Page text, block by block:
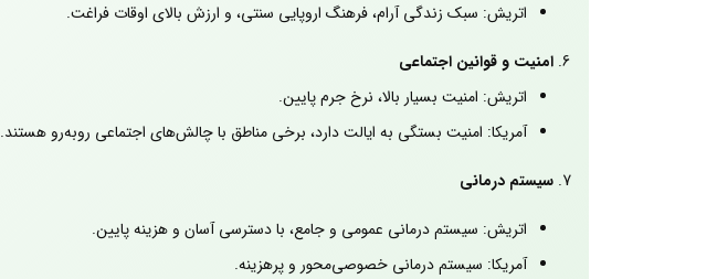
اتریش: سبک زندگی آرام، فرهنگ اروپایی سنتی، و ارزش بالای اوقات فراغت.
امنیت و قوانین اجتماعی
اتریش: امنیت بسیار بالا، نرخ جرم پایین.
آمریکا: امنیت بستگی به ایالت دارد، برخی مناطق با چالش‌های اجتماعی روبه‌رو هستند.
سیستم درمانی
اتریش: سیستم درمانی عمومی و جامع، با دسترسی آسان و هزینه پایین.
آمریکا: سیستم درمانی خصوصی‌محور و پرهزینه.